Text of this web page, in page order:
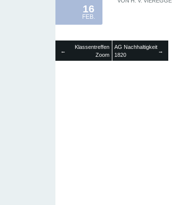
16
FEB.
←
Klassentreffen
Zoom
AG Nachhaltigkeit
1820
→